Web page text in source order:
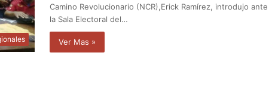
Camino Revolucionario (NCR),Erick Ramírez, introdujo ante
la Sala Electoral del…
Ver Mas »